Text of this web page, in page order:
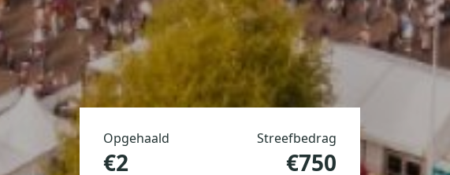
Opgehaald
€2
Streefbedrag
€750